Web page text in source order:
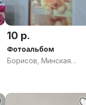
10 р.
Фотоальбом
Борисов, Минская